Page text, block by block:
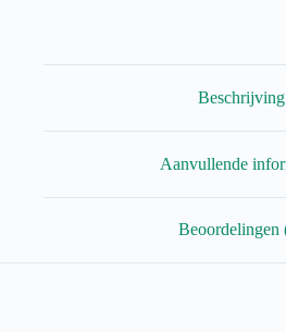
Beschrijving
Aanvullende
Beoordelingen